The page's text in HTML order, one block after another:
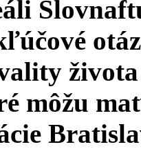
môžu